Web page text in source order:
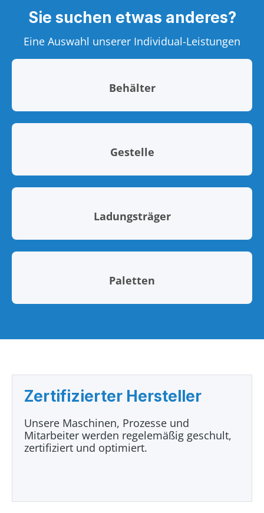
Sie suchen etwas anderes?
Eine Auswahl unserer Individual-Leistungen
Behälter
Gestelle
Ladungsträger
Paletten
Zertifizierter Hersteller
Unsere Maschinen, Prozesse und
Mitarbeiter werden regelemäßig geschult,
zertifiziert und optimiert.